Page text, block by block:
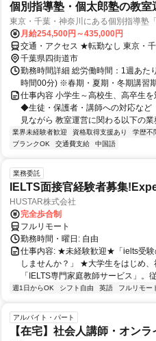
個別指導塾・個太郎塾の教室
東京・千葉・神奈川にある個別指導塾「
月給254,500円～435,000円
交通・アクセス ★転勤なし 東京・
千葉県四街道市
勤務時間詳細 総労働時間：1週あた
時間00分) ※春期・夏期・冬期講習
仕事内容 小学生～高校生、高卒生
◆生徒・保護者・講師への対応など
見ながら 教室運営に関わる以下の
業界未経験者歓迎 資格取得支援あり 学歴不
ブランクOK
交通費支給 中国語
業務委託
IELTS面接官経験者募集
HUSTAR株式会社
完全歩合制
フルリモート
勤務時間・曜日: 自由
仕事内容: ★未経験歓迎★「ielts受験
しませんか？」 ★大学生をはじめ
「IELTS専門家庭教師サービス」。
週1日からOK シフト自由 英語 フルリモー
アルバイト・パート
【在宅】社会人講師・オン